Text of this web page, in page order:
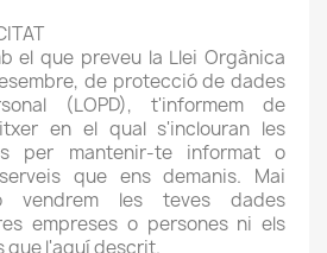
el que preveu la Llei Orgànica
de protecció de dades
(LOPD), t'informem de
en el qual s'inclouran les
per mantenir-te informat o
que ens demanis. Mai
vendrem les teves dades
empreses o persones ni els
que l'aquí descrit.